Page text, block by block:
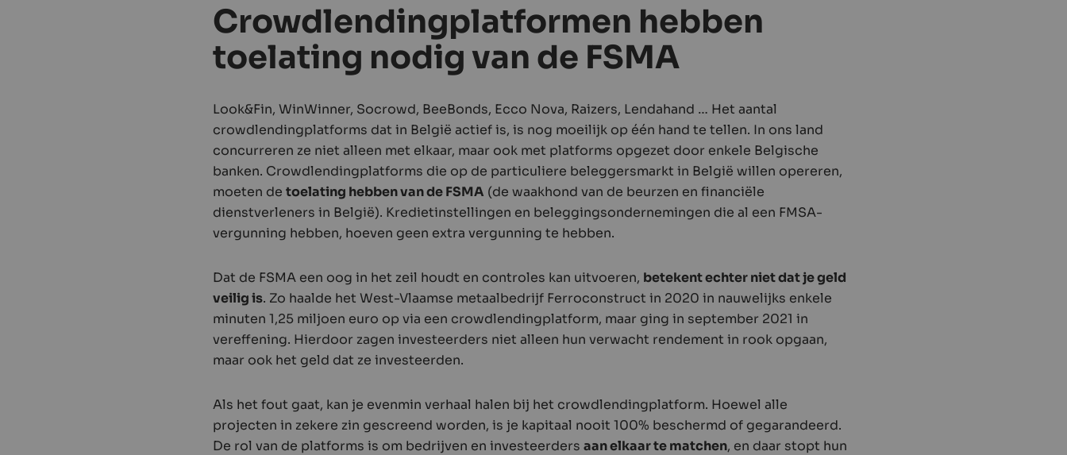
Crowdlendingplatformen hebben
toelating nodig van de FSMA
Look&Fin, WinWinner, Socrowd, BeeBonds, Ecco Nova, Raizers, Lendahand … Het aantal
crowdlendingplatforms dat in België actief is, is nog moeilijk op één hand te tellen. In ons land
concurreren ze niet alleen met elkaar, maar ook met platforms opgezet door enkele Belgische
banken. Crowdlendingplatforms die op de particuliere beleggersmarkt in België willen opereren,
moeten detoelating hebben van de FSMA (de waakhond van de beurzen en financiële
dienstverleners in België). Kredietinstellingen en beleggingsondernemingen die al een FMSA-
vergunning hebben, hoeven geen extra vergunning te hebben.
Dat de FSMA een oog in het zeil houdt en controles kan uitvoeren, betekent echter niet dat je geld
veilig is. Zo haalde het West-Vlaamse metaalbedrijf Ferroconstruct in 2020 in nauwelijks enkele
minuten 1,25 miljoen euro op via een crowdlendingplatform, maar ging in september 2021 in
vereffening. Hierdoor zagen investeerders niet alleen hun verwacht rendement in rook opgaan,
maar ook het geld dat ze investeerden.
Als het fout gaat, kan je evenmin verhaal halen bij het crowdlendingplatform. Hoewel alle
projecten in zekere zin gescreend worden, is je kapitaal nooit 100% beschermd of gegarandeerd.
De rol van de platforms is om bedrijven en investeerdersaan elkaar te matchen, en daar stopt hun